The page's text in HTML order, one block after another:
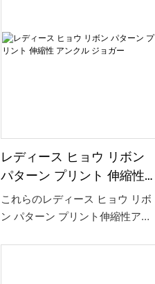
レディース ヒョウ リボン
パターン プリント 伸縮性
アンクル ジョガー
これらのレディース ヒョウ リボ
ン パターン プリント伸縮性アン